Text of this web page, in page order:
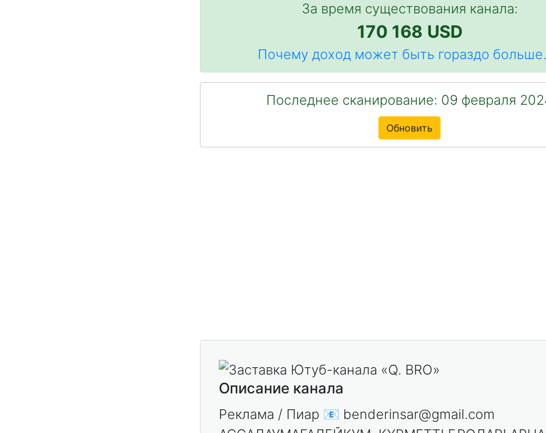
За время существования канала:
170 168 USD
Почему доход может быть гораздо
Последнее сканирование: 09 февраля
Обновить
Описание канала
Реклама / Пиар 📧 benderinsar@gmail.com